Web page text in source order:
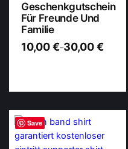
Geschenkgutschein
Für Freunde Und
Familie
10,00€–30,00€
Save